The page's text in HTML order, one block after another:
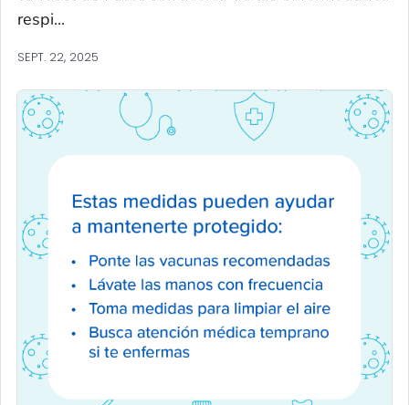
respi...
SEPT. 22, 2025